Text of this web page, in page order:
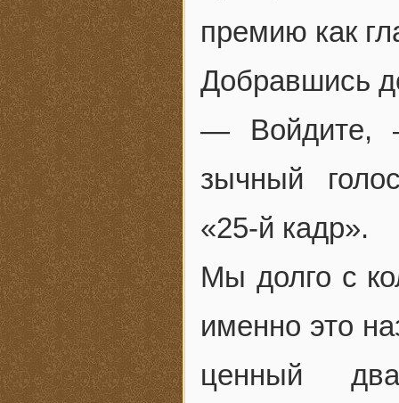
премию как
Добравшись
— Войдите,
зычный
«25-й кадр».
Мы долго с
именно это
ценный